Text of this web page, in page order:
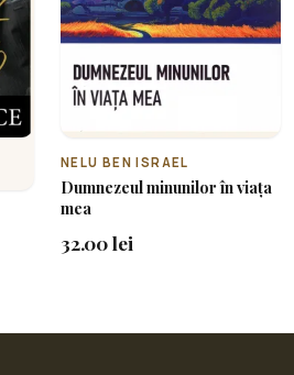
NELU BEN ISRAEL
Dumnezeul minunilor în viața
mea
32.00 lei